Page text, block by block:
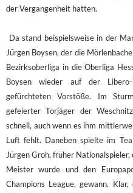
der Vergangenheit hatten.
Da stand beispielsweise in der
Jürgen Boysen, der die
Bezirksoberliga in die Oberliga
Boysen wieder auf der
gefürchteten Vorstöße. Im
gefeierter Torjäger der
schnell, auch wenn es ihm
Luft fehlt. Daneben spielte im
Jürgen Groh, früher
Meister wurde und den
Champions League, gewann.